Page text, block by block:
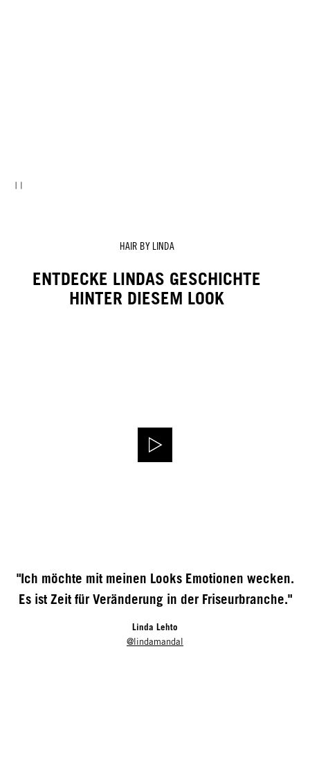
HAIR BY LINDA
ENTDECKE LINDAS GESCHICHTE
HINTER DIESEM LOOK
"Ich möchte mit meinen Looks Emotionen wecken.
Es ist Zeit für Veränderung in der Friseurbranche."
Linda Lehto
@lindamandal